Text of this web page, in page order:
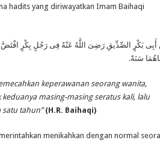
hadits yang diriwayatkan Imam Baihaqi
بَكْرٍ الصِّدِّيقِ رَضِىَ اللَّهُ عَنْهُ فِى رَجُلٍ بِكْرٍ افْتَضَّ
سَنَةً.
keperawanan seorang wanita,
masing-masing seratus kali, lalu
tahun” (H.R. Baihaqi)
menikahkan dengan normal